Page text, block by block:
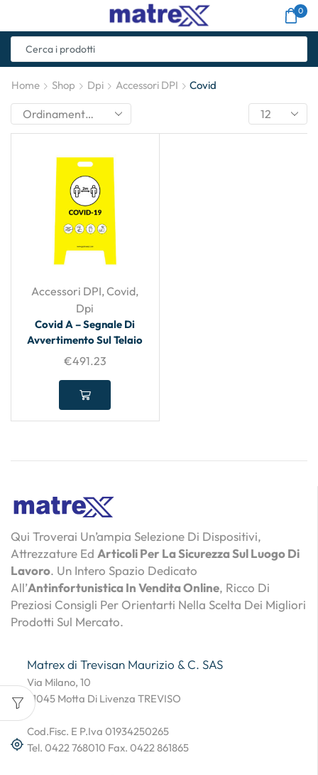
0
Home Shop Dpi Accessori DPI Covid
Accessori DPI,Covid,
Dpi
Covid A – Segnale Di
Avvertimento Sul Telaio
€491.23
Qui Troverai Un’ampia Selezione Di Dispositivi,
Attrezzature Ed Articoli Per La Sicurezza Sul Luogo Di
Lavoro. Un Intero Spazio Dedicato
All’Antinfortunistica In Vendita Online, Ricco Di
Preziosi Consigli Per Orientarti Nella Scelta Dei Migliori
Prodotti Sul Mercato.
Matrex di Trevisan Maurizio & C. SAS
Via Milano, 10
31045 Motta Di Livenza TREVISO
Cod.Fisc. E P.Iva 01934250265
Tel. 0422 768010 Fax. 0422 861865